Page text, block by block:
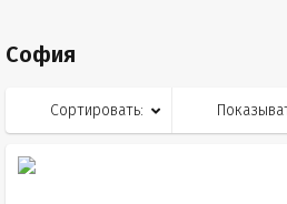
София
Сортировать: